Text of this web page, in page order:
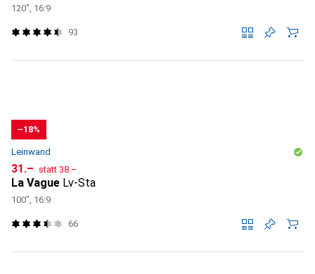
120", 16:9
93
−18%
Leinwand
CHF
31.– statt CHF
38.–
La Vague Lv-Sta
100", 16:9
66